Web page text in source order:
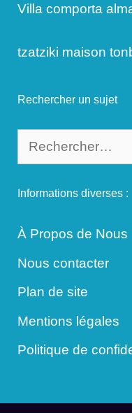
Villa comporta
tzatziki maison
Rechercher un sujet
Rechercher :
Informations diverses :
À Propos de Nous
Nous contacter
Plan de site
Mentions légales
Politique de